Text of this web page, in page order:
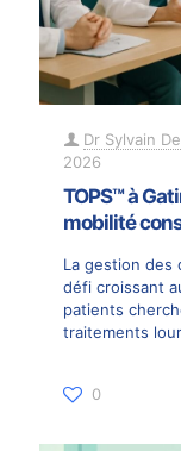
Dr Sylvain
2026
TOPS™ à
mobilité
La gestion des
défi croissant
patients
traitements
0